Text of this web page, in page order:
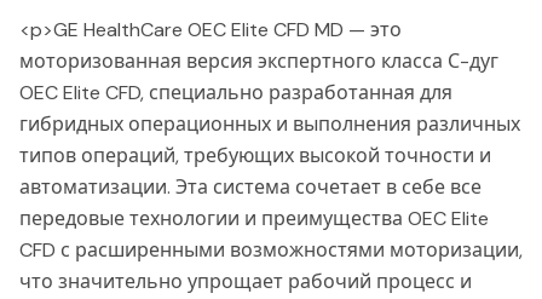
<p>GE HealthCare OEC Elite CFD MD — это
моторизованная версия экспертного класса С-дуг
OEC Elite CFD, специально разработанная для
гибридных операционных и выполнения различных
типов операций, требующих высокой точности и
автоматизации. Эта система сочетает в себе все
передовые технологии и преимущества OEC Elite
CFD с расширенными возможностями моторизации,
что значительно упрощает рабочий процесс и